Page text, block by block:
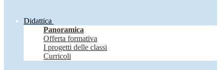
Didattica
Panoramica
Offerta formativa
I progetti delle classi
Curricoli